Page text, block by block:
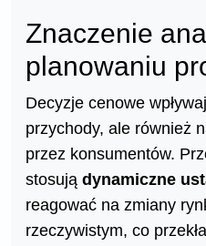
Znaczenie
planowaniu
Decyzje cenowe
przychody, ale również
przez konsumentów.
stosują dynamiczne
reagować na zmiany
rzeczywistym, co